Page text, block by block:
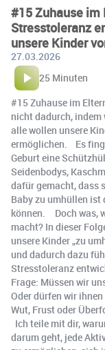
#15 Zuhause im
Stresstoleranz
unsere Kinder
27.03.2026
25 Minuten
#15 Zuhause im
nicht dadurch,
alle wollen unsere
ermöglichen. Es fing
Geburt eine
Seidenbodys,
dafür gemacht, dass
Baby zu umhüllen ist
können. Doch was,
macht? In dieser
unsere Kinder „zu
und dadurch dazu
Stresstoleranz
Frage: Müssen wir
Oder dürfen wir
Wut, Frust oder
Ich teile mit dir,
darum geht, jede